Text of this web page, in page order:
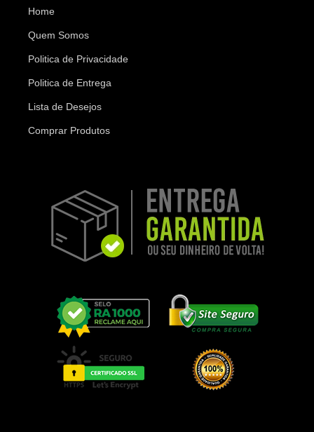
Home
Quem Somos
Politica de Privacidade
Politica de Entrega
Lista de Desejos
Comprar Produtos